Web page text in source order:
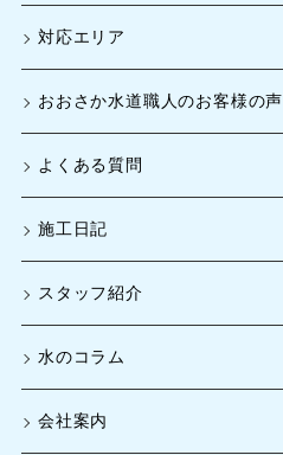
対応エリア
おおさか水道職人のお客様の声
よくある質問
施工日記
スタッフ紹介
水のコラム
会社案内